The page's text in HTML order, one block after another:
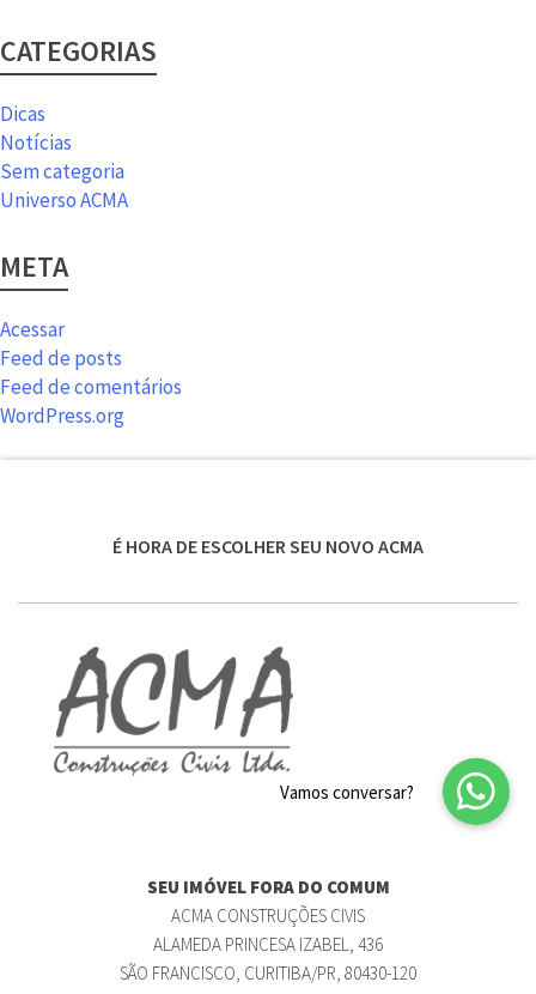
CATEGORIAS
Dicas
Notícias
Sem categoria
Universo ACMA
META
Acessar
Feed de posts
Feed de comentários
WordPress.org
É HORA DE ESCOLHER SEU NOVO ACMA
SEU IMÓVEL FORA DO COMUM
ACMA CONSTRUÇÕES CIVIS
ALAMEDA PRINCESA IZABEL, 436
SÃO FRANCISCO, CURITIBA/PR, 80430-120